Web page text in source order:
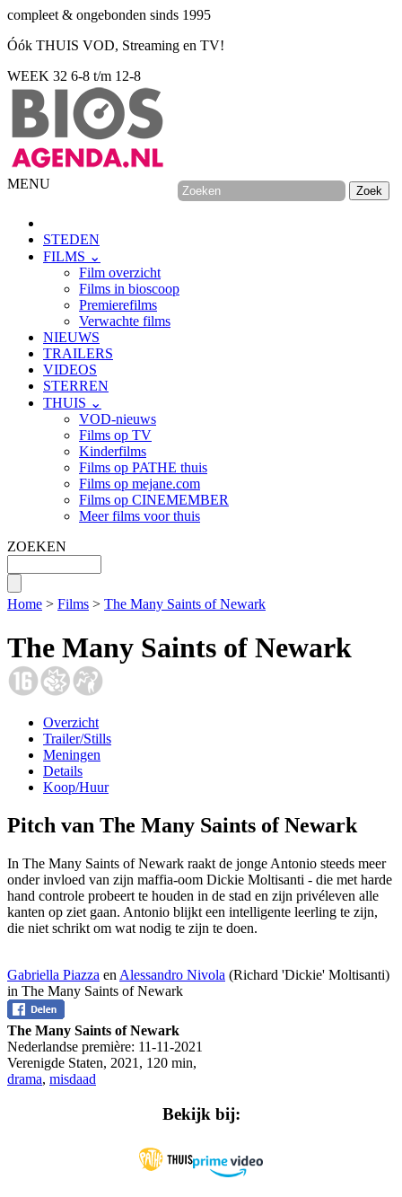
compleet & ongebonden sinds 1995
Óók THUIS VOD, Streaming en TV!
WEEK 32 6-8 t/m 12-8
MENU
STEDEN
FILMS ⌄
Film overzicht
Films in bioscoop
Premierefilms
Verwachte films
NIEUWS
TRAILERS
VIDEOS
STERREN
THUIS ⌄
VOD-nieuws
Films op TV
Kinderfilms
Films op PATHE thuis
Films op mejane.com
Films op CINEMEMBER
Meer films voor thuis
ZOEKEN
Home > Films > The Many Saints of Newark
The Many Saints of Newark
Overzicht
Trailer/Stills
Meningen
Details
Koop/Huur
Pitch van The Many Saints of Newark
In The Many Saints of Newark raakt de jonge Antonio steeds meer
onder invloed van zijn maffia-oom Dickie Moltisanti - die met harde
hand controle probeert te houden in de stad en zijn privéleven alle
kanten op ziet gaan. Antonio blijkt een intelligente leerling te zijn,
die niet schrikt om wat nodig te zijn te doen.
Gabriella Piazza en Alessandro Nivola (Richard 'Dickie' Moltisanti)
in The Many Saints of Newark
The Many Saints of Newark
Nederlandse première: 11-11-2021
Verenigde Staten, 2021 , 120 min,
drama, misdaad
Bekijk bij: